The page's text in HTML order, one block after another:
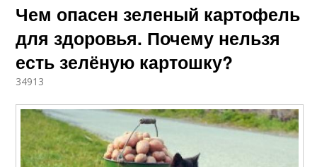
Чем опасен зеленый картофель
для здоровья. Почему нельзя
есть зелёную картошку?
34913